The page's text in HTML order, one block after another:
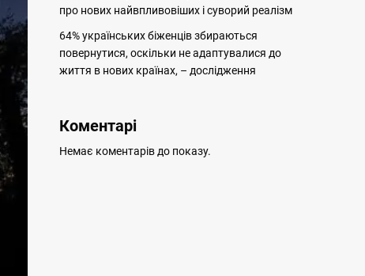
про нових найвпливовіших і суворий реалізм
64% українських біженців збираються
повернутися, оскільки не адаптувалися до
життя в нових країнах, – дослідження
Коментарі
Немає коментарів до показу.